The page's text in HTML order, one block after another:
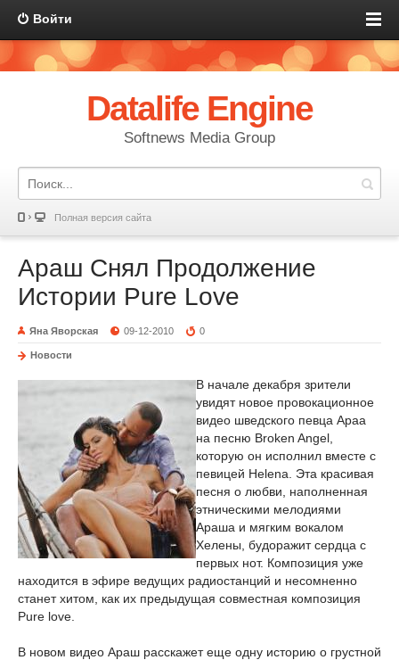
Войти
Datalife Engine
Softnews Media Group
Полная версия сайта
Араш Снял Продолжение
Истории Pure Love
Яна Яворская 09-12-2010 0
Новости
В начале декабря зрители
увидят новое провокационное
видео шведского певца Араа
на песню Broken Angel,
которую он исполнил вместе с
певицей Helena. Эта красивая
песня о любви, наполненная
этническими мелодиями
Араша и мягким вокалом
Хелены, будоражит сердца с
первых нот. Композиция уже
находится в эфире ведущих радиостанций и несомненно
станет хитом, как их предыдущая совместная композиция
Pure love.
В новом видео Араш расскажет еще одну историю о грустной